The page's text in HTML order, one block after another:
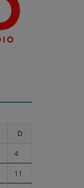
D
4
11